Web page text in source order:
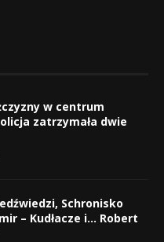
w centrum
zatrzymała dwie
Schronisko
– Kudłacze i… Robert